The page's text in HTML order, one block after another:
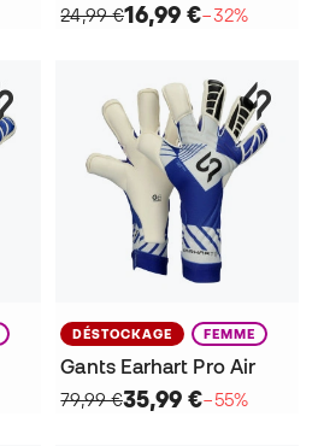
24,99 €16,99 €−32%
DÉSTOCKAGE FEMME
Gants Earhart Pro Air
79,99 €35,99 €−55%